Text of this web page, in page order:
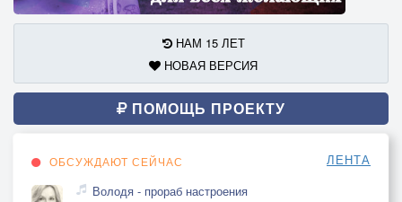
НАМ 15 ЛЕТ
НОВАЯ ВЕРСИЯ
ПОМОЩЬ ПРОЕКТУ
ОБСУЖДАЮТ СЕЙЧАС ЛЕНТА
Володя - прораб настроения